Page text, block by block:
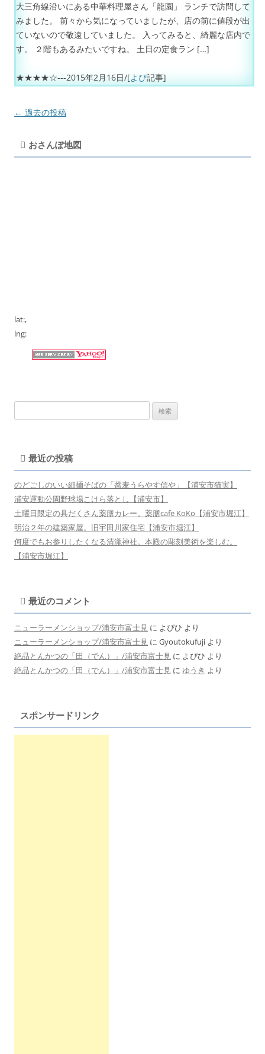
大三角線沿いにある中華料理屋さん「龍園」 ランチで訪問して
みました。 前々から気になっていましたが、店の前に値段が出
ていないので敬遠していました。 入ってみると、綺麗な店内で
す。 ２階もあるみたいですね。 土日の定食ラン […]
★★★★☆---2015年2月16日/[よぴ記事]
投
ナ
← 過去の投稿
おさんぽ地図
lat:,
lng:
索:
最近の投稿
のどごしのいい細麺そばの「蕎麦うらやす信や」【浦安市猫実】
浦安運動公園野球場こけら落とし【浦安市】
土曜日限定の具だくさん薬膳カレー。薬膳cafe KoKo【浦安市堀江】
明治２年の建築家屋。旧宇田川家住宅【浦安市堀江】
何度でもお参りしたくなる清瀧神社。本殿の彫刻美術を楽しむ。
【浦安市堀江】
最近のコメント
ニューラーメンショップ/浦安市富士見 に よぴひ より
ニューラーメンショップ/浦安市富士見 に Gyoutokufuji より
絶品とんかつの「田（でん）」/浦安市富士見 に よぴひ より
絶品とんかつの「田（でん）」/浦安市富士見 に ゆうき より
スポンサードリンク